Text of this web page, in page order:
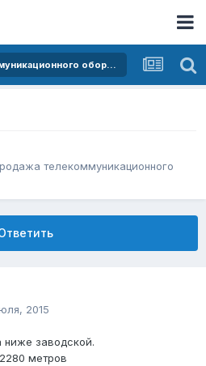
Покупка и продажа телекоммуникационного оборудования
телекоммуникационного
2015
ниже заводской.
метров